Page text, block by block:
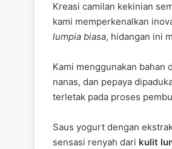
Kreasi camilan kekinian
kami memperkenalkan
lumpia biasa, hidangan ini
Kami menggunakan bahan
nanas, dan pepaya
terletak pada proses
Saus yogurt dengan
sensasi renyah dari kulit